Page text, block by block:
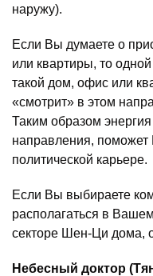
наружу).
Если Вы думаете о
или квартиры, то
такой дом, офис или
«смотрит» в этом
Таким образом
направления,
политической карьере.
Если Вы выбираете
располагаться в
секторе Шен-Ци дома,
Небесный доктор